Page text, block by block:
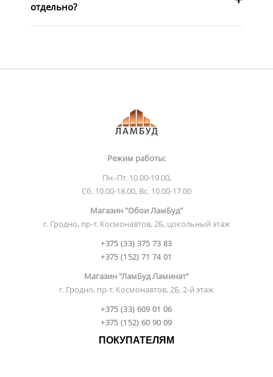
отдельно?
Режим работы:
Пн.-Пт. 10.00-19.00,
Сб. 10.00-18.00, Вс. 10.00-17.00
Магазин "Обои ЛамБуд"
г. Гродно, пр-т. Космонавтов, 2Б, цокольный этаж
+375 (33) 375 73 83
+375 (152) 71 74 01
Магазин "ЛамБуд Ламинат"
г. Гродно, пр-т. Космонавтов, 2Б, 2-й этаж
+375 (33) 609 01 06
+375 (152) 60 90 09
ПОКУПАТЕЛЯМ